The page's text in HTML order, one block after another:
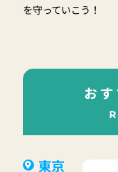
を守っていこう！
お
東京